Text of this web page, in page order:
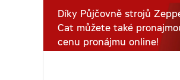
Díky Půjčovně strojů
Cat můžete také
cenu pronájmu online!